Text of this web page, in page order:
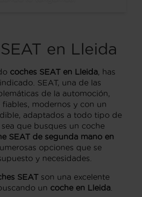
en Lleida
coches SEAT en Lleida, has
SEAT, una de las
de la automoción,
fiables, modernos y con un
adaptados a todo tipo de
que busques un coche
SEAT de segunda mano en
opciones que se
y necesidades.
SEAT son una excelente
un coche en Lleida